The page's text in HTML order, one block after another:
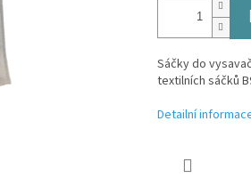
Sáčky do
textilních sáčků
Detailní